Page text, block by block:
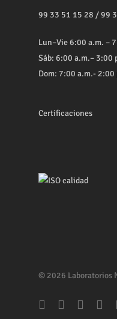
99 33 51 15 28 /99
Lun–Vie 6:00 a.m. –
Sáb: 6:00 a.m.– 3:00
Dom: 7:00 a.m.- 2:00
Certificaciones
© 2026 Laboratorios
facebookyoutubewhatsappphone